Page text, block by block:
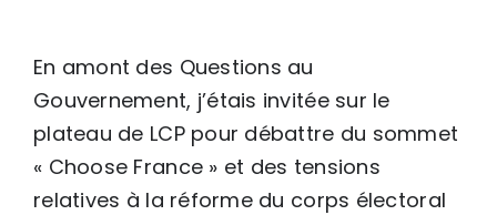
En amont des Questions au
Gouvernement, j’étais invitée sur le
plateau de LCP pour débattre du sommet
« Choose France » et des tensions
relatives à la réforme du corps électoral